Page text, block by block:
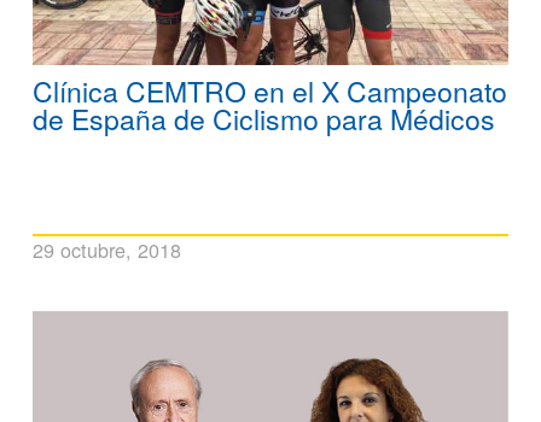
Clínica CEMTRO en el X Campeonato
de España de Ciclismo para Médicos
29 octubre, 2018